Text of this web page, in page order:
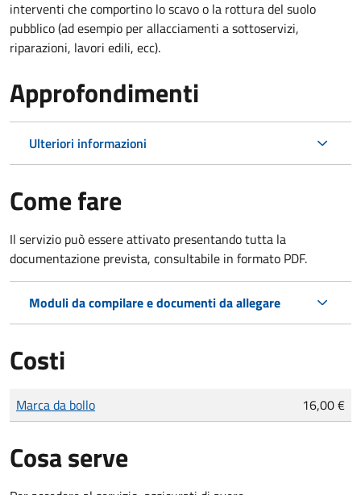
interventi che comportino lo scavo o la rottura del suolo
pubblico (ad esempio per allacciamenti a sottoservizi,
riparazioni, lavori edili, ecc).
Approfondimenti
Ulteriori informazioni
Come fare
Il servizio può essere attivato presentando tutta la
documentazione prevista, consultabile in formato PDF.
Moduli da compilare e documenti da allegare
Costi
Tipo di pagamento
Importo
Marca da bollo 16,00 €
Cosa serve